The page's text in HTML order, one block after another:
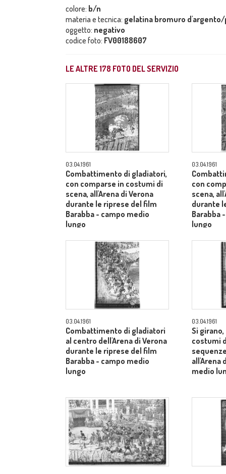
colore: b/n
materia e tecnica: gelatina bromuro
oggetto: negativo
codice foto: FV00188607
LE ALTRE178 FOTO DEL SERVIZIO
03.04.1961
Combattimento di gladiatori,
con comparse in costumi di
scena, all'Arena di Verona
durante le riprese del film
Barabba - campo medio
lungo
03.04.1961
con
scena,
durante
Barabba
lungo
03.04.1961
Combattimento di gladiatori
al centro dell'Arena di Verona
durante le riprese del film
Barabba - campo medio
lungo
03.04.1961
Si
costumi
all'Arena
medio